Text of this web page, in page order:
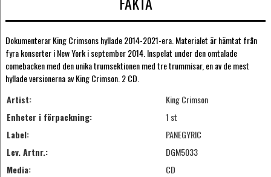
Dokumenterar King Crimsons hyllade 2014-2021-era. Materialet är hämtat från
fyra konserter i New York i september 2014. Inspelat under den omtalade
comebacken med den unika trumsektionen med tre trummisar, en av de mest
hyllade versionerna av King Crimson. 2 CD.
Artist:
King Crimson
Enheter i förpackning:
1 st
Label:
PANEGYRIC
Lev. Artnr.:
DGM5033
Media:
CD